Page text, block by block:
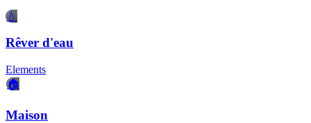
💧
Rêver d'eau
Elements
🏠
Maison